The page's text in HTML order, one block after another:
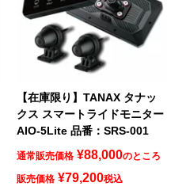
【在庫限り】TANAX タナッ
クス スマートライドモニター
AIO-5Lite 品番：SRS-001
通常販売価格 ¥88,000のところ
販売価格 ¥79,200税込